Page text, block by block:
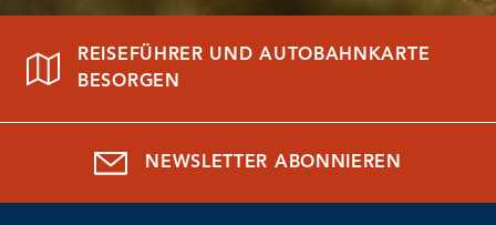
REISEFÜHRER UND AUTOBAHNKARTE
BESORGEN
NEWSLETTER ABONNIEREN